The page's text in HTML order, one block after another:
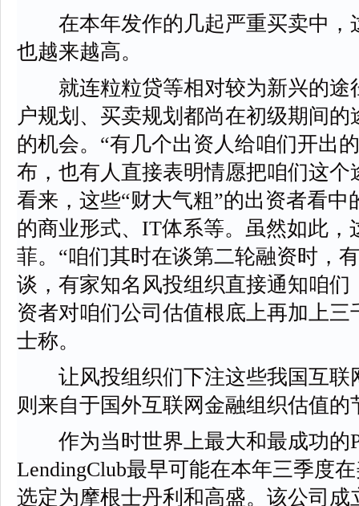
在本年发作的几起严重买卖中，
也越来越高。
就连粒粒贷等相对较为新兴的途
户规划、买卖规划都尚在初级期间
的机会。“有几个出资人给咱们开出
布，也有人直接表明情愿把咱们这个
看来，这些“财大气粗”的出资者看
的商业形式、IT体系等。虽然如此，
菲。“咱们其时在谈第二轮融资时，
谈，有家知名风投组织直接通知咱
资者对咱们公司估值根底上再加上三
士称。
让风投组织们下注这些我国互联
则来自于国外互联网金融组织估值的
作为当时世界上最大和最成功的
LendingClub最早可能在本年三季度
选定为摩根士丹利和高盛。该公司成